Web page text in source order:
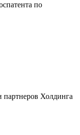
по
партнеров Холдинга